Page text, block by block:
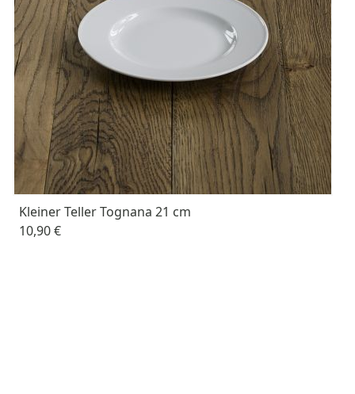
Kleiner Teller Tognana 21 cm
10,90 €